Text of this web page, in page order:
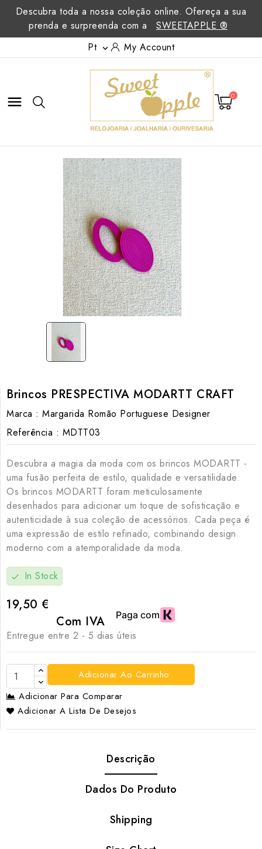
Descubra toda a nossa coleção online. Ofereça a sua
prenda e surpreenda com a
SWEETAPPLE ®
Pt  My Account
 0
Brincos PRESPECTIVA MODARTT CRAFT
Marca : Margarida Romão Portuguese Designer
Referência : MDTT03
Descubra a magia da moda com os brincos MODARTT -
uma fusão perfeita de estilo, qualidade e versatilidade.
Os brincos MODARTT foram meticulosamente
desenhados para adicionar um toque de sofisticação e
autenticidade à sua coleção de acessórios. Cada peça é
uma expressão de estilo refinado, combinando design
moderno com a atemporalidade da moda.
check In Stock
19,50 €
Com IVA
Entregue entre 2 - 5 dias úteis
Adicionar Ao Carrinho
Adicionar Para Comparar
Adicionar A Lista De Desejos
Descrição
Dados Do Produto
Shipping